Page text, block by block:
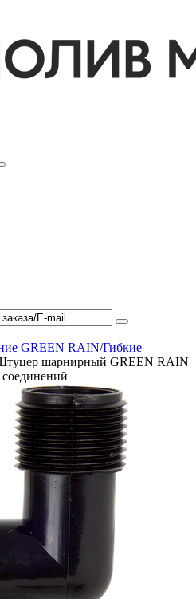
GREEN RAIN/Гибкие
шарнирный GREEN RAIN